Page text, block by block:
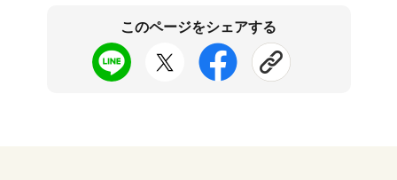
このページをシェアする